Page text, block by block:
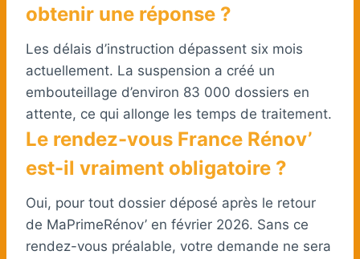
obtenir une réponse ?
Les délais d’instruction dépassent six mois
actuellement. La suspension a créé un
embouteillage d’environ 83 000 dossiers en
attente, ce qui allonge les temps de traitement.
Le rendez-vous France Rénov’
est-il vraiment obligatoire ?
Oui, pour tout dossier déposé après le retour
de MaPrimeRénov’ en février 2026. Sans ce
rendez-vous préalable, votre demande ne sera